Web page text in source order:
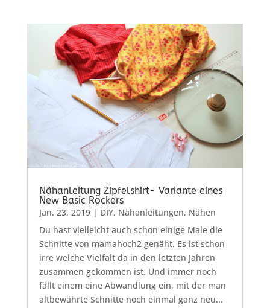
Nähanleitung Zipfelshirt- Variante eines
New Basic Rockers
Jan. 23, 2019| DIY, Nähanleitungen, Nähen
Du hast vielleicht auch schon einige Male die
Schnitte von mamahoch2 genäht. Es ist schon
irre welche Vielfalt da in den letzten Jahren
zusammen gekommen ist. Und immer noch
fällt einem eine Abwandlung ein, mit der man
altbewährte Schnitte noch einmal ganz neu...